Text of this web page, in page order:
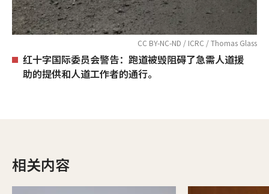
CC BY-NC-ND / ICRC / Thomas Glass
红十字国际委员会警告：跑道被毁阻碍了急需人道援
助的提供和人道工作者的通行。
相关内容